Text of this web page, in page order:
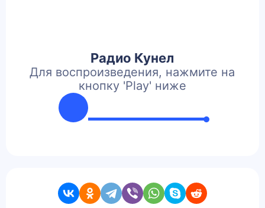
Радио Кунел
Для воспроизведения, нажмите на
кнопку 'Play' ниже